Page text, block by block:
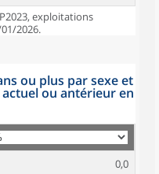
exploitations
2026.
ou plus par sexe et
ou antérieur en
0,0